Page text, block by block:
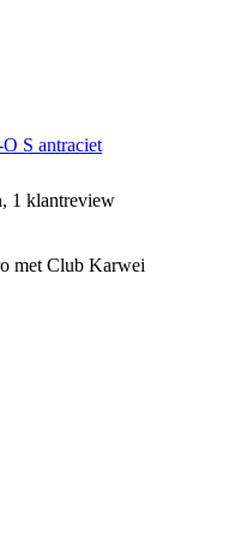
S antraciet
1 klantreview
met Club Karwei